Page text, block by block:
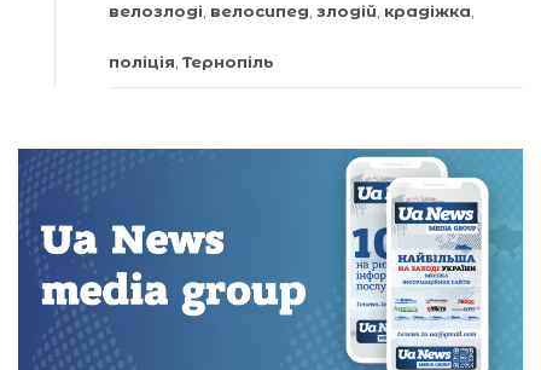
велозлоді велосипед злодій крадіжка
поліція Тернопіль